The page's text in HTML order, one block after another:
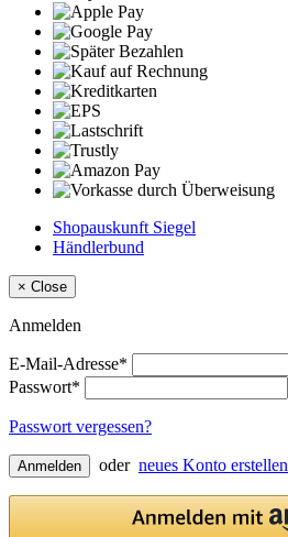
Shopauskunft Siegel
Händlerbund
× Close
Anmelden
E-Mail-Adresse*
Passwort*
Passwort vergessen?
Anmelden oder neues Konto erstellen